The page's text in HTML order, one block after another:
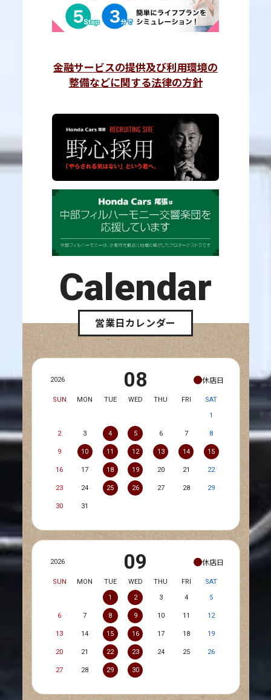
金融サービスの提供及び利用環境の
整備などに関する法律の方針
Calendar
営業日カレンダー
2026 08 休店日
SUN MON TUE WED THU FRI
SAT
1
2 3 4 5 6 7 8
9 10 11 12 13 14 15
16 17 18 19 20 21 22
23 24 25 26 27 28 29
30 31
2026 09 休店日
SUN MON TUE WED THU FRI
SAT
1
2 3 4 5
6 7 8 9 10 11 12
13 14 15 16 17 18 19
20 21 22 23 24 25 26
27 28 29 30